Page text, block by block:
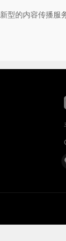
型的内容传播